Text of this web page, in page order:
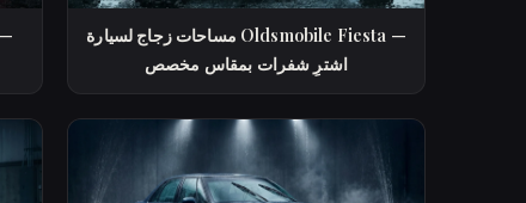
مساحات زجاج لسيارة Oldsmobile Fiesta —
اشترِ شفرات بمقاس مخصص